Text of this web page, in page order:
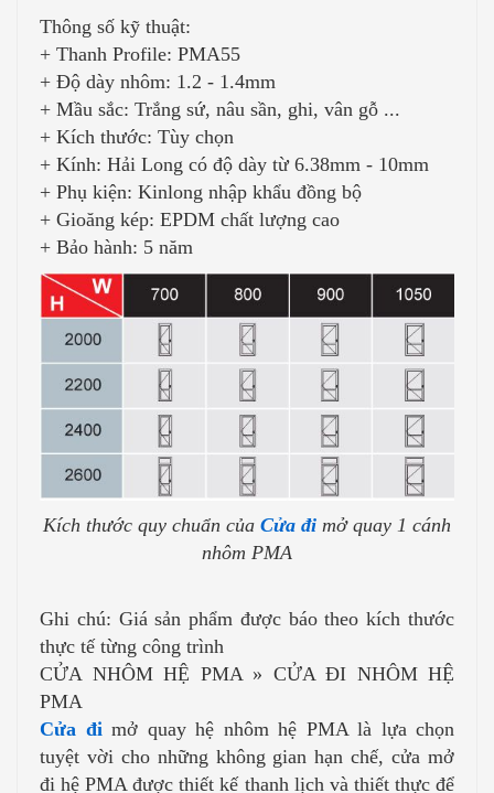
Thông số kỹ thuật:
+ Thanh Profile: PMA55
+ Độ dày nhôm: 1.2 - 1.4mm
+ Mầu sắc: Trắng sứ, nâu sần, ghi, vân gỗ ...
+ Kích thước: Tùy chọn
+ Kính: Hải Long có độ dày từ 6.38mm - 10mm
+ Phụ kiện: Kinlong nhập khẩu đồng bộ
+ Gioăng kép: EPDM chất lượng cao
+ Bảo hành: 5 năm
Kích thước quy chuẩn của Cửa đi mở quay 1 cánh
nhôm PMA
Ghi chú: Giá sản phẩm được báo theo kích thước
thực tế từng công trình
CỬA NHÔM HỆ PMA » CỬA ĐI NHÔM HỆ
PMA
Cửa đimở quay hệ nhôm hệ PMA là lựa chọn
tuyệt vời cho những không gian hạn chế, cửa mở
đi hệ PMA được thiết kế thanh lịch và thiết thực để